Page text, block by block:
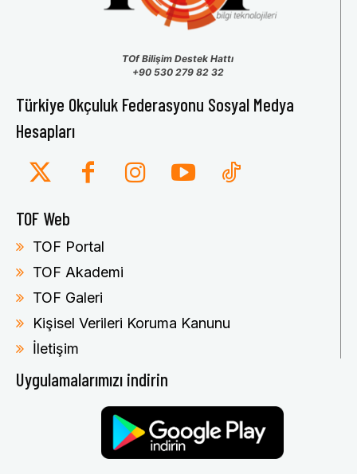
TOf Bilişim Destek Hattı
+90 530 279 82 32
Türkiye Okçuluk Federasyonu Sosyal Medya
Hesapları
TOF Web
TOF Portal
TOF Akademi
TOF Galeri
Kişisel Verileri Koruma Kanunu
İletişim
Uygulamalarımızı indirin